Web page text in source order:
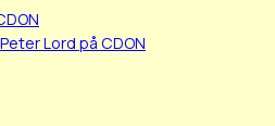
Lord på CDON